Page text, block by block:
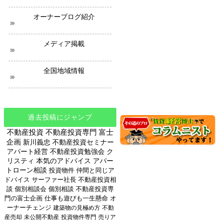
オーナーブログ紹介
メディア掲載
全国地域情報
過去投稿にジャンプ
不動産投資 不動産投資専門 富士
企画 新川義忠 不動産投資セミナー
アパート経営 不動産投資勉強会 ク
リスティ 本気のアドバイス アパー
トローン相談 投資物件 仲間と同じア
ドバイス サーファー社長 不動産投資相
談 個別相談会 個別相談 不動産投資専
門の富士企画 仕事も遊びも一生懸命 オ
ーナーチェンジ 建築物の見極め方 不動
産売却 未公開不動産 投資物件専門 売りア